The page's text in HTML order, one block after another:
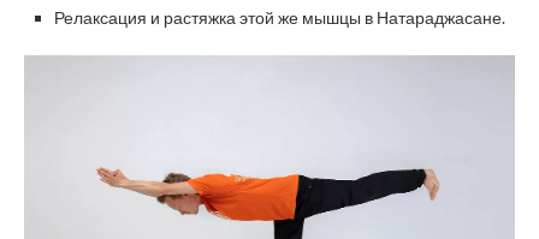
Релаксация и растяжка этой же мышцы в Натараджасане.